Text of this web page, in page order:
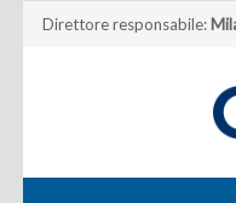
Direttore responsabile: